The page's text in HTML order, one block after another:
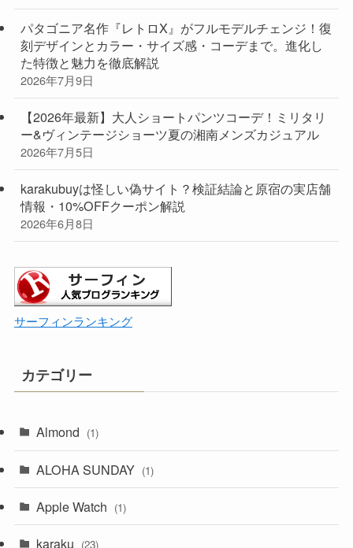
パタゴニア名作『レトロX』がフルモデルチェンジ！復
刻デザインとカラー・サイズ感・コーデまで。進化し
た特徴と魅力を徹底解説
2026年7月9日
【2026年最新】大人ショートパンツコーデ！ミリタリ
ー&ヴィンテージショーツ夏の湘南メンズカジュアル
2026年7月5日
karakubuyは怪しい偽サイト？検証結論と原宿の実店舗
情報・10%OFFクーポン解説
2026年6月8日
サーフィンランキング
カテゴリー
Almond (1)
ALOHA SUNDAY (1)
Apple Watch (1)
karaku (23)